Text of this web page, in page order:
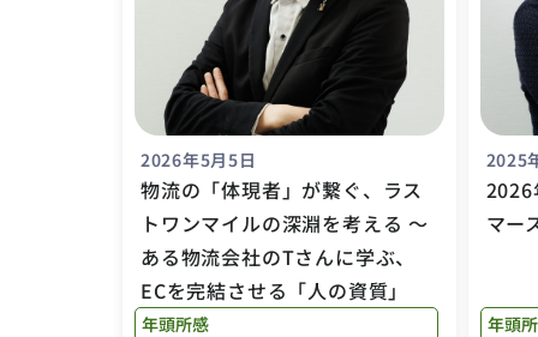
2026年5月5日
物流の「体現者」が繋ぐ、ラス
トワンマイルの深淵を考える ～
ある物流会社のTさんに学ぶ、
ECを完結させる「人の資質」
年頭所感
2025
2026
マー
年頭